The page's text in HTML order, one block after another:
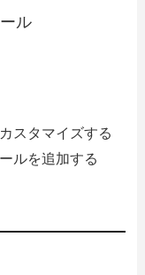
ル
スタマイズする
ルを追加する